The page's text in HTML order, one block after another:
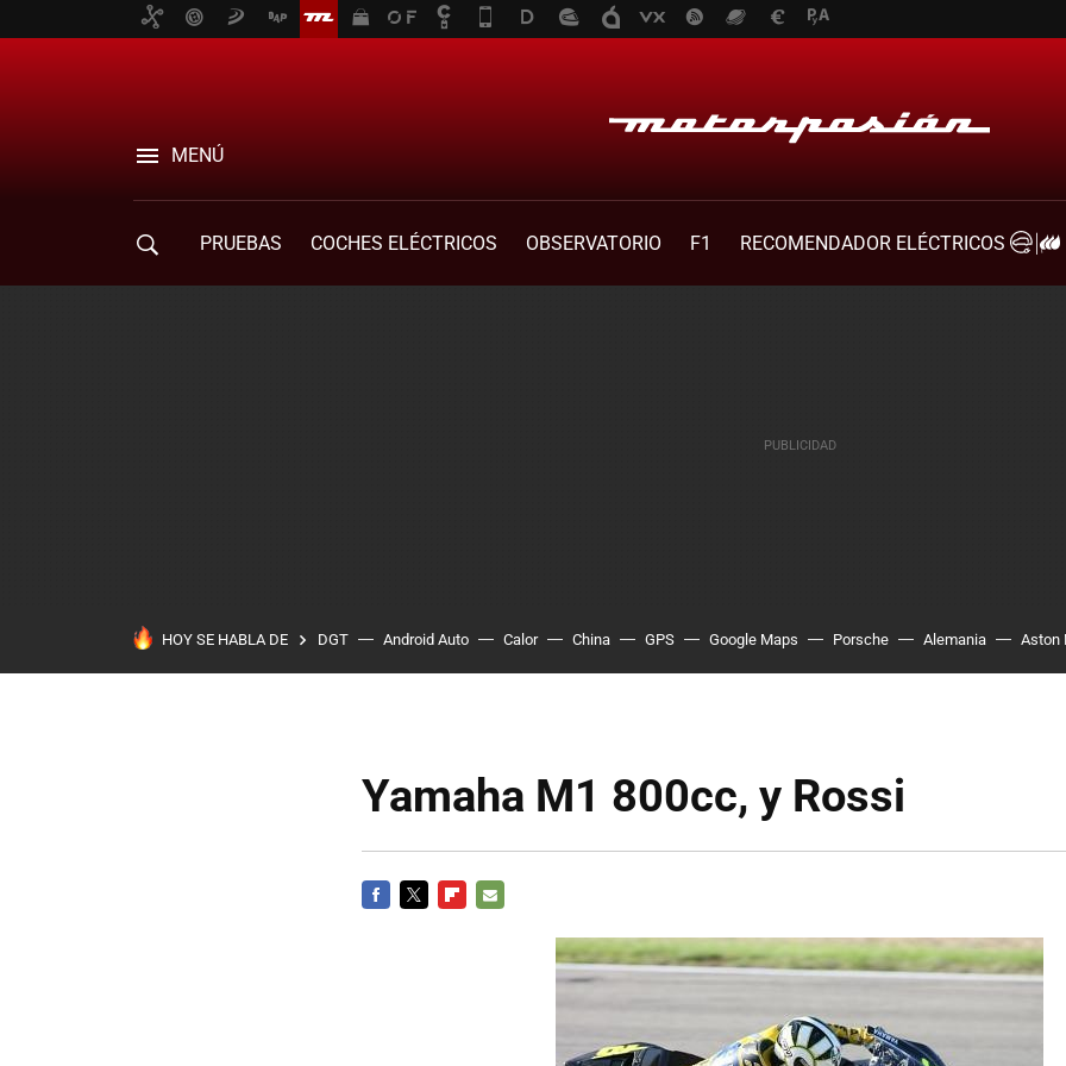
MENÚ
PRUEBAS COCHES ELÉCTRICOS OBSERVATORIO F1
RECOMENDADOR ELÉCTRICOS
HOY SE HABLA DE DGT Android Auto Calor China GPS Google Maps Porsche Alemania Aston
Yamaha M1 800cc, y Rossi